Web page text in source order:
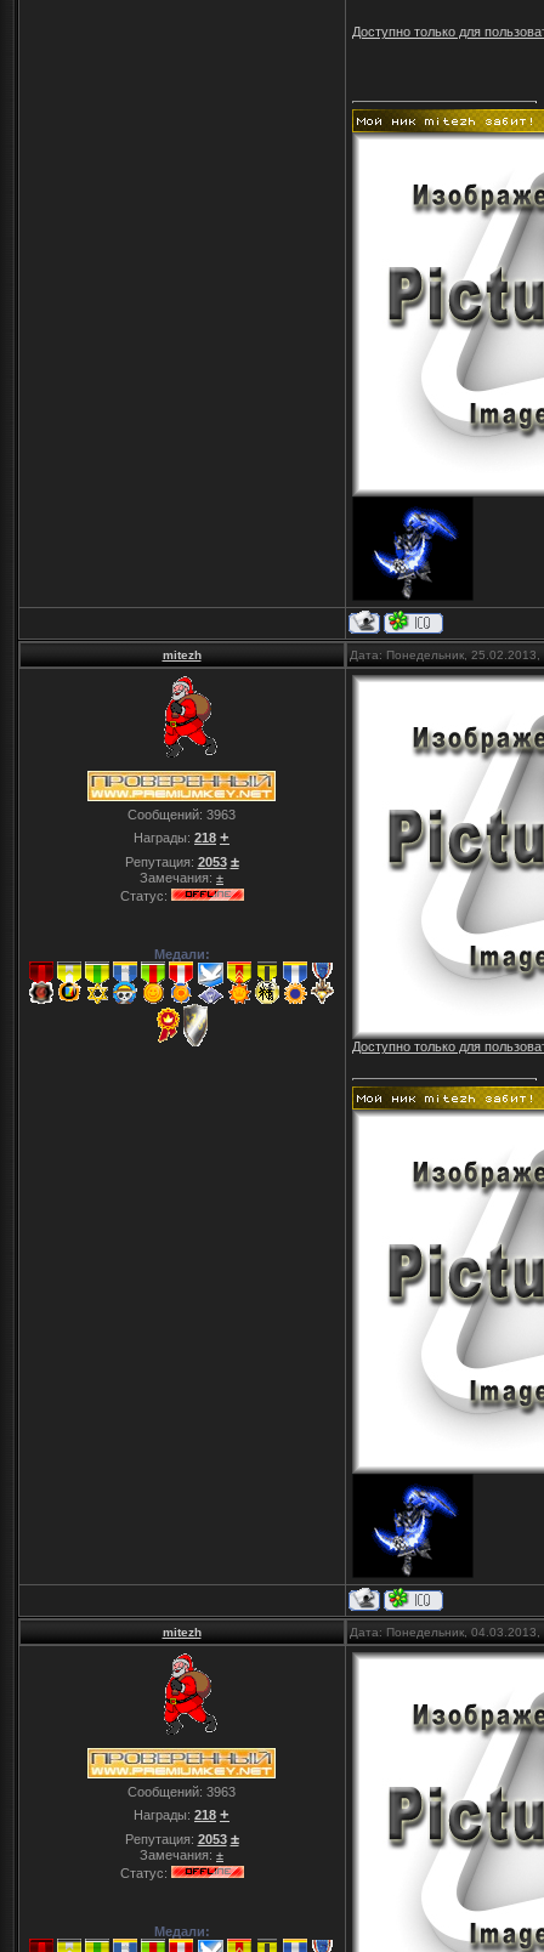
Доступно только для
mitezh Дата: Понедельник,
Сообщений: 3963
Награды: 218 +
Репутация: 2053 ±
Замечания: ±
Статус:
Медали:
Доступно только для
mitezh Дата: Понедельник,
Сообщений: 3963
Награды: 218 +
Репутация: 2053 ±
Замечания: ±
Статус:
Медали: